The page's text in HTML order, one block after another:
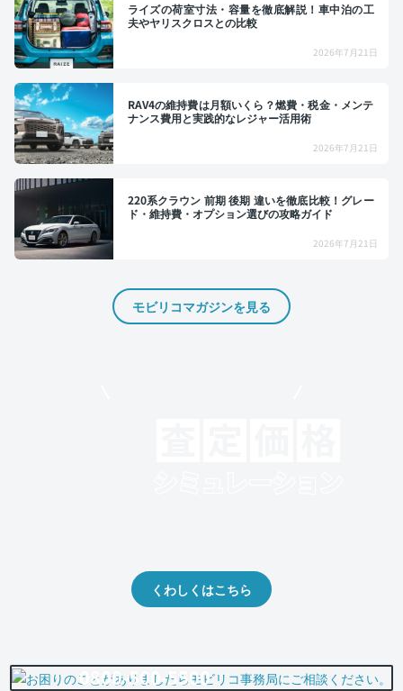
ライズの荷室寸法・容量を徹底解説！車中泊の工
夫やヤリスクロスとの比較
2026年7月21日
RAV4の維持費は月額いくら？燃費・税金・メンテ
ナンス費用と実践的なレジャー活用術
2026年7月21日
220系クラウン 前期 後期 違いを徹底比較！グレー
ド・維持費・オプション選びの攻略ガイド
2026年7月21日
モビリコマガジンを見る
くわしくはこちら
0800-500-5500